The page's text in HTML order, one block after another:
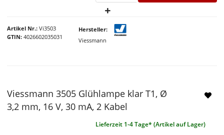
Artikel Nr. Vi3503
GTIN 4026602035031
Hersteller
Viessmann
Viessmann 3505 Glühlampe klar T1, Ø
3,2 mm, 16 V, 30 mA, 2 Kabel
Lieferzeit 1-4 Tage* (Artikel auf Lager)